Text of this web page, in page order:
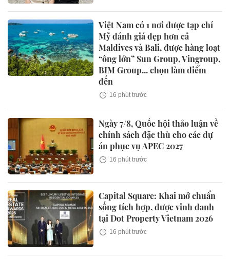
Việt Nam có 1 nơi được tạp chí
Mỹ đánh giá đẹp hơn cả
Maldives và Bali, được hàng loạt
“ông lớn” Sun Group, Vingroup,
BIM Group... chọn làm điểm
đến
16 phút trước
Ngày 7/8, Quốc hội thảo luận về
chính sách đặc thù cho các dự
án phục vụ APEC 2027
16 phút trước
Capital Square: Khai mở chuẩn
sống tích hợp, được vinh danh
tại Dot Property Vietnam 2026
16 phút trước